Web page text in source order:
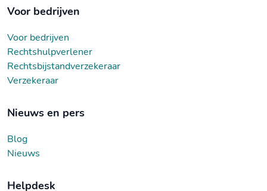
Voor bedrijven
Voor bedrijven
Rechtshulpverlener
Rechtsbijstandverzekeraar
Verzekeraar
Nieuws en pers
Blog
Nieuws
Helpdesk